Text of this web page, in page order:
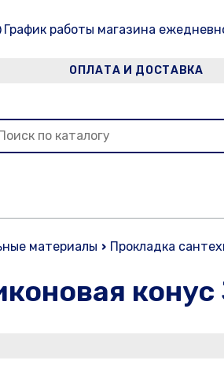
График работы магазина
ОПЛАТА И ДОСТАВКА
материалы Прокладка